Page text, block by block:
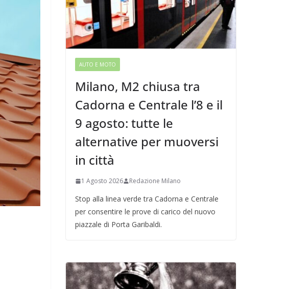
AUTO E MOTO
Milano, M2 chiusa tra
Cadorna e Centrale l’8 e il
9 agosto: tutte le
alternative per muoversi
in città
1 Agosto 2026 Redazione Milano
Stop alla linea verde tra Cadorna e Centrale
per consentire le prove di carico del nuovo
piazzale di Porta Garibaldi.